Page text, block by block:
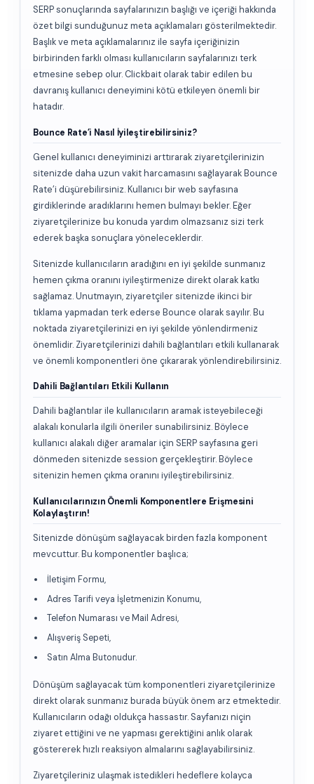
SERP sonuçlarında sayfalarınızın başlığı ve içeriği hakkında
özet bilgi sunduğunuz meta açıklamaları gösterilmektedir.
Başlık ve meta açıklamalarınız ile sayfa içeriğinizin
birbirinden farklı olması kullanıcıların sayfalarınızı terk
etmesine sebep olur. Clickbait olarak tabir edilen bu
davranış kullanıcı deneyimini kötü etkileyen önemli bir
hatadır.
Bounce Rate’i Nasıl İyileştirebilirsiniz?
Genel kullanıcı deneyiminizi arttırarak ziyaretçilerinizin
sitenizde daha uzun vakit harcamasını sağlayarak Bounce
Rate’i düşürebilirsiniz. Kullanıcı bir web sayfasına
girdiklerinde aradıklarını hemen bulmayı bekler. Eğer
ziyaretçilerinize bu konuda yardım olmazsanız sizi terk
ederek başka sonuçlara yöneleceklerdir.
Sitenizde kullanıcıların aradığını en iyi şekilde sunmanız
hemen çıkma oranını iyileştirmenize direkt olarak katkı
sağlamaz. Unutmayın, ziyaretçiler sitenizde ikinci bir
tıklama yapmadan terk ederse Bounce olarak sayılır. Bu
noktada ziyaretçilerinizi en iyi şekilde yönlendirmeniz
önemlidir. Ziyaretçilerinizi dahili bağlantıları etkili kullanarak
ve önemli komponentleri öne çıkararak yönlendirebilirsiniz.
Dahili Bağlantıları Etkili Kullanın
Dahili bağlantılar ile kullanıcıların aramak isteyebileceği
alakalı konularla ilgili öneriler sunabilirsiniz. Böylece
kullanıcı alakalı diğer aramalar için SERP sayfasına geri
dönmeden sitenizde session gerçekleştirir. Böylece
sitenizin hemen çıkma oranını iyileştirebilirsiniz.
Kullanıcılarınızın Önemli Komponentlere Erişmesini
Kolaylaştırın!
Sitenizde dönüşüm sağlayacak birden fazla komponent
mevcuttur. Bu komponentler başlıca;
İletişim Formu,
Adres Tarifi veya İşletmenizin Konumu,
Telefon Numarası ve Mail Adresi,
Alışveriş Sepeti,
Satın Alma Butonudur.
Dönüşüm sağlayacak tüm komponentleri ziyaretçilerinize
direkt olarak sunmanız burada büyük önem arz etmektedir.
Kullanıcıların odağı oldukça hassastır. Sayfanızı niçin
ziyaret ettiğini ve ne yapması gerektiğini anlık olarak
göstererek hızlı reaksiyon almalarını sağlayabilirsiniz.
Ziyaretçileriniz ulaşmak istedikleri hedeflere kolayca